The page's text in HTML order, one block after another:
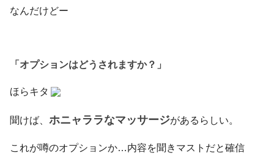
なんだけどー
「オプションはどうされますか？」
ほらキタ
聞けば、 ホニャララなマッサージがあるらしい。
これが噂のオプションか…内容を聞きマストだと確信